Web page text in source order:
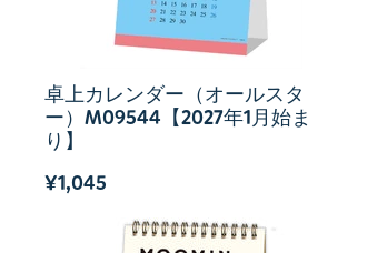
卓上カレンダー（オールスタ
ー）M09544【2027年1月始ま
り】
¥1,045